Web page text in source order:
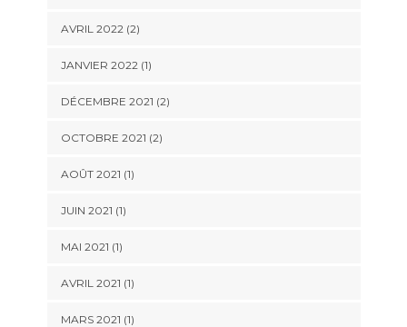
AVRIL 2022(2)
JANVIER 2022(1)
DÉCEMBRE 2021 (2)
OCTOBRE 2021 (2)
AOÛT 2021 (1)
JUIN 2021 (1)
MAI 2021 (1)
AVRIL 2021 (1)
MARS 2021 (1)